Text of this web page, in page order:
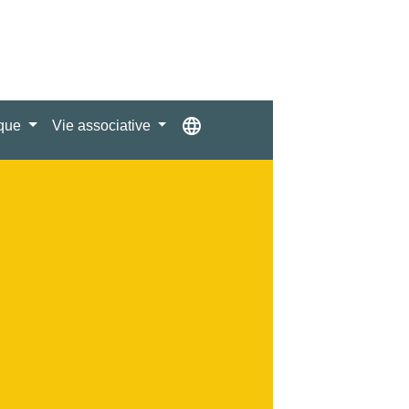
Vie associative language